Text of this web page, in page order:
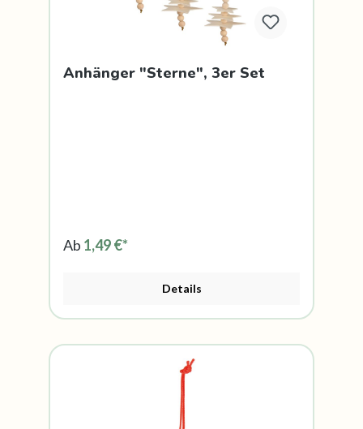
Anhänger "Sterne", 3er Set
Ab 1,49 €*
Details